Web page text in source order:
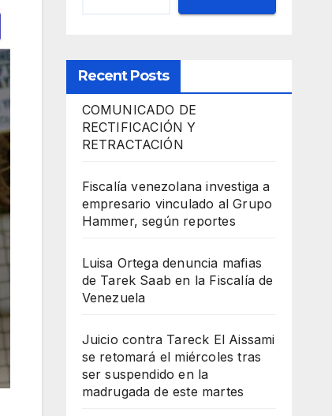
Recent Posts
COMUNICADO DE
RECTIFICACIÓN Y
RETRACTACIÓN
Fiscalía venezolana investiga a
empresario vinculado al Grupo
Hammer, según reportes
Luisa Ortega denuncia mafias
de Tarek Saab en la Fiscalía de
Venezuela
Juicio contra Tareck El Aissami
se retomará el miércoles tras
ser suspendido en la
madrugada de este martes